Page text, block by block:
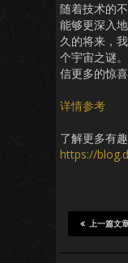
随着技术的
能够更深入
久的将来，
个宇宙之谜
信更多的惊
详情参考
了解更多有
https://
上一篇文